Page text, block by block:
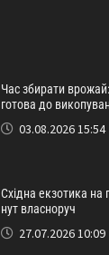
Час збирати
готова до
03.08.2026 15:54
Східна екзотика на
нут власноруч
27.07.2026 10:09